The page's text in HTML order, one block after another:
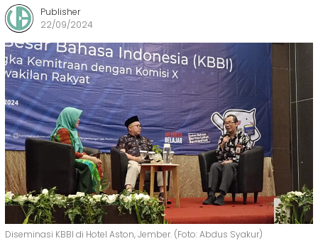
Publisher
22/09/2024
Diseminasi KBBI di Hotel Aston, Jember. (Foto: Abdus Syakur)